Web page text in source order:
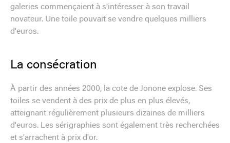
galeries commençaient à s'intéresser à son travail
novateur. Une toile pouvait se vendre quelques milliers
d'euros.
La consécration
À partir des années 2000, la cote de Jonone explose. Ses
toiles se vendent à des prix de plus en plus élevés,
atteignant régulièrement plusieurs dizaines de milliers
d'euros. Les sérigraphies sont également très recherchées
et s'arrachent à prix d'or.